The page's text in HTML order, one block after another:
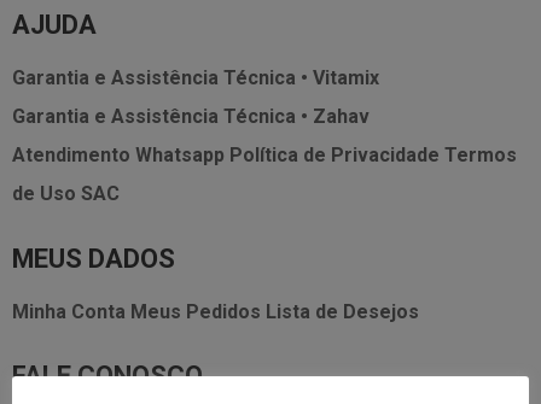
AJUDA
Garantia e Assistência Técnica • Vitamix
Garantia e Assistência Técnica • Zahav
Atendimento Whatsapp Política de Privacidade Termos
de Uso SAC
MEUS DADOS
Minha Conta Meus Pedidos Lista de Desejos
FALE CONOSCO